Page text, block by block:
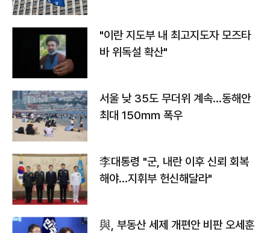
"이란 지도부 내 최고지도자 모즈타
바 위독설 확산"
서울 낮 35도 무더위 계속…동해안
최대 150㎜ 폭우
李대통령 "군, 내란 이후 신뢰 회복
해야…지휘부 헌신해달라"
與, 부동산 세제 개편안 비판 오세훈